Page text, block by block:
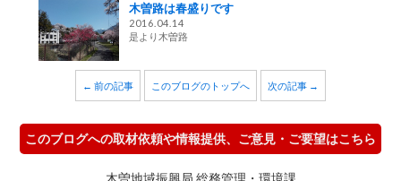
木曽路は春盛りです
2016.04.14
是より木曽路
← 前の記事 このブログのトップへ 次の記事 →
このブログへの取材依頼や情報提供、ご意見・ご要望はこちら
木曽地域振興局 総務管理・環境課